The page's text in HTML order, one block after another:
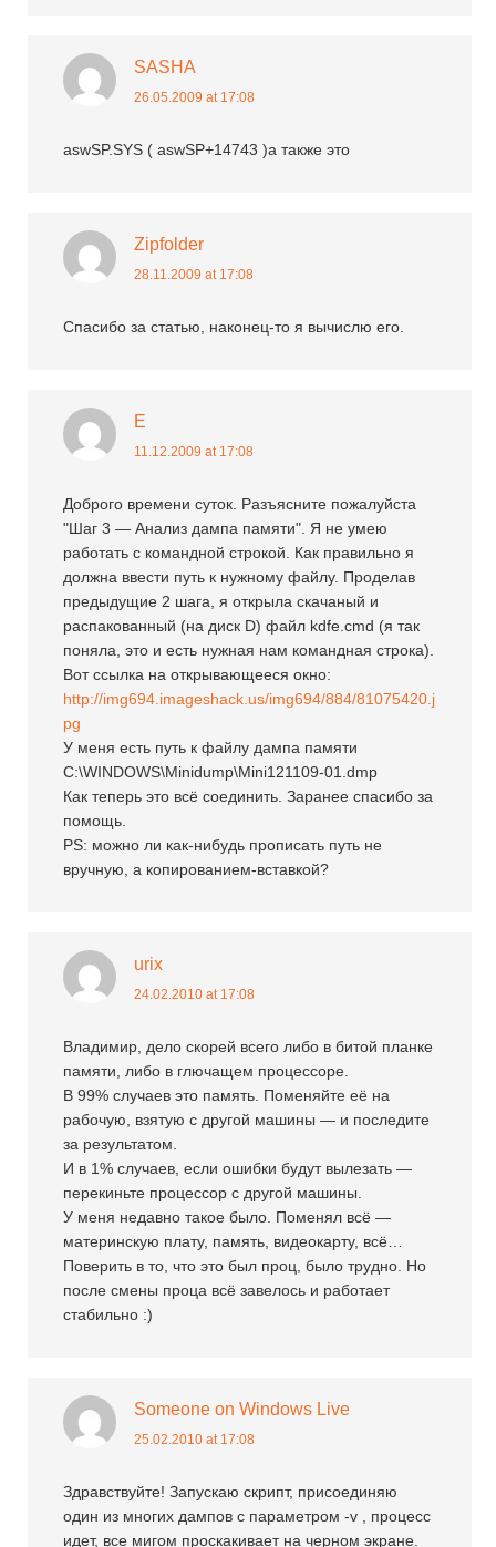
SASHA
26.05.2009 at 17:08
aswSP.SYS ( aswSP+14743 )а также это
Zipfolder
28.11.2009 at 17:08
Спасибо за статью, наконец-то я вычислю его.
Е
11.12.2009 at 17:08
Доброго времени суток. Разъясните пожалуйста
"Шаг 3 — Анализ дампа памяти". Я не умею
работать с командной строкой. Как правильно я
должна ввести путь к нужному файлу. Проделав
предыдущие 2 шага, я открыла скачаный и
распакованный (на диск D) файл kdfe.cmd (я так
поняла, это и есть нужная нам командная строка).
Вот ссылка на открывающееся окно:
http://img694.imageshack.us/img694/884/81075420.j
pg
У меня есть путь к файлу дампа памяти
C:\WINDOWS\Minidump\Mini121109-01.dmp
Как теперь это всё соединить. Заранее спасибо за
помощь.
PS: можно ли как-нибудь прописать путь не
вручную, а копированием-вставкой?
urix
24.02.2010 at 17:08
Владимир, дело скорей всего либо в битой планке
памяти, либо в глючащем процессоре.
В 99% случаев это память. Поменяйте её на
рабочую, взятую с другой машины — и последите
за результатом.
И в 1% случаев, если ошибки будут вылезать —
перекиньте процессор с другой машины.
У меня недавно такое было. Поменял всё —
материнскую плату, память, видеокарту, всё…
Поверить в то, что это был проц, было трудно. Но
после смены проца всё завелось и работает
стабильно :)
Someone on Windows Live
25.02.2010 at 17:08
Здравствуйте! Запускаю скрипт, присоединяю
один из многих дампов с параметром -v , процесс
идет, все мигом проскакивает на черном экране.